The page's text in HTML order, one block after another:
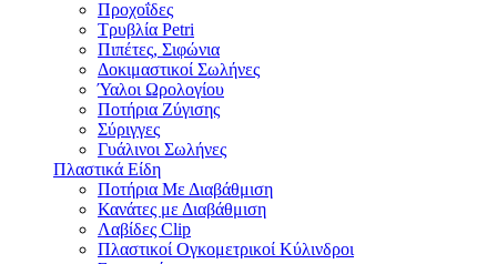
Προχοΐδες
Τρυβλία Petri
Πιπέτες, Σιφώνια
Δοκιμαστικοί Σωλήνες
Ύαλοι Ωρολογίου
Ποτήρια Ζύγισης
Σύριγγες
Γυάλινοι Σωλήνες
Πλαστικά Είδη
Ποτήρια Με Διαβάθμιση
Κανάτες με Διαβάθμιση
Λαβίδες Clip
Πλαστικοί Ογκομετρικοί Κύλινδροι